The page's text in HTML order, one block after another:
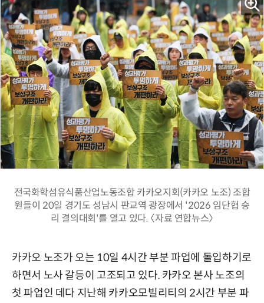
전국화학섬유식품산업노동조합 카카오지회(카카오 노조) 조합
원들이 20일 경기도 성남시 판교역 광장에서 '2026 임단협 승
리 결의대회'를 열고 있다. 〈자료 연합뉴스〉
카카오 노조가 오는 10일 4시간 부분 파업에 돌입하기로
하면서 노사 갈등이 고조되고 있다. 카카오 본사 노조의
첫 파업인 데다 지난해 카카오모빌리티의 2시간 부분 파